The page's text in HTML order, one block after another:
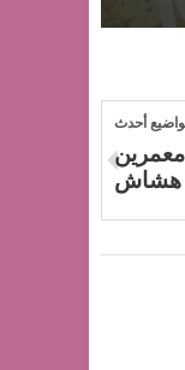
أحدث
هشاش